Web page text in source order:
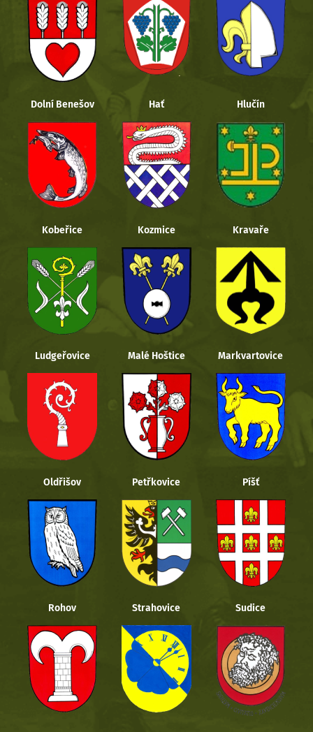
Dolní Benešov Hať Hlučín
Kobeřice Kozmice Kravaře
Ludgeřovice Malé Hoštice Markvartovice
Oldřišov Petřkovice Píšť
Rohov Strahovice Sudice